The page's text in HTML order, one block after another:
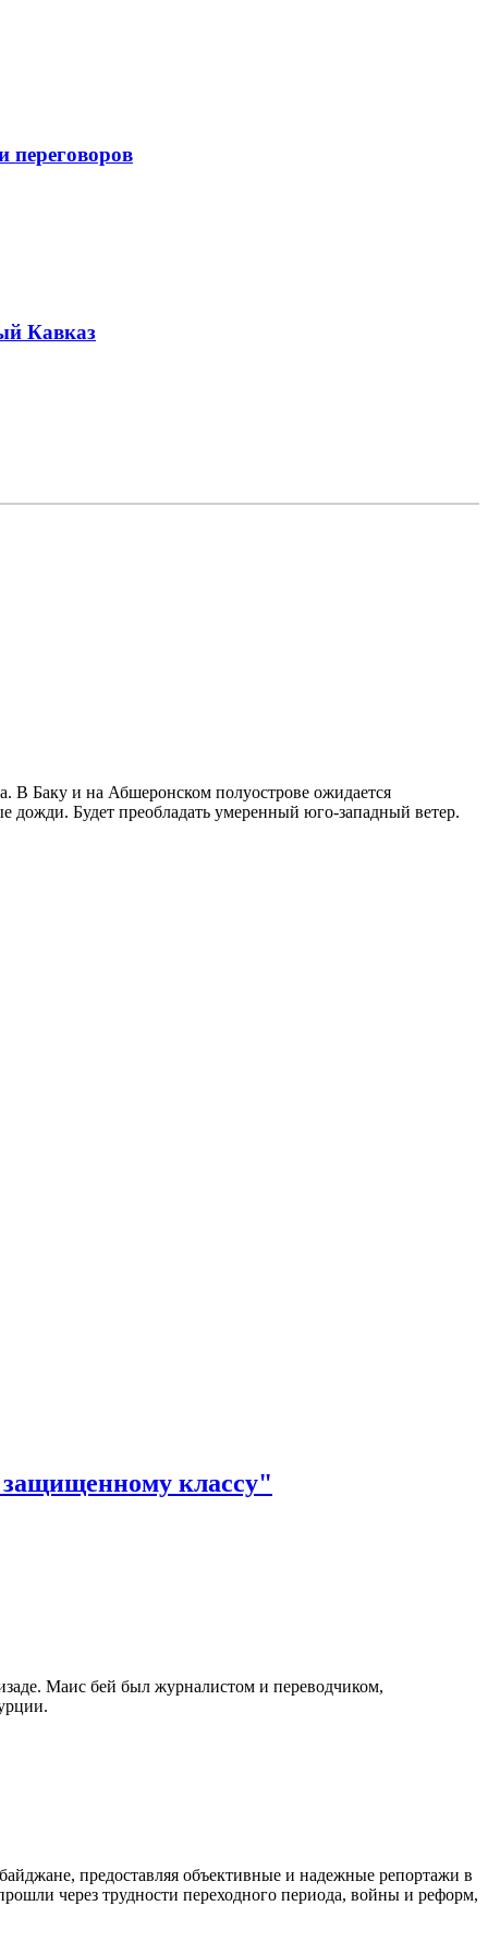
переговоров
Кавказ
В Баку и на Абшеронском полуострове ожидается
дожди. Будет преобладать умеренный юго-западный ветер.
классу"
Маис бей был журналистом и переводчиком,
предоставляя объективные и надежные репортажи в
через трудности переходного периода, войны и реформ,